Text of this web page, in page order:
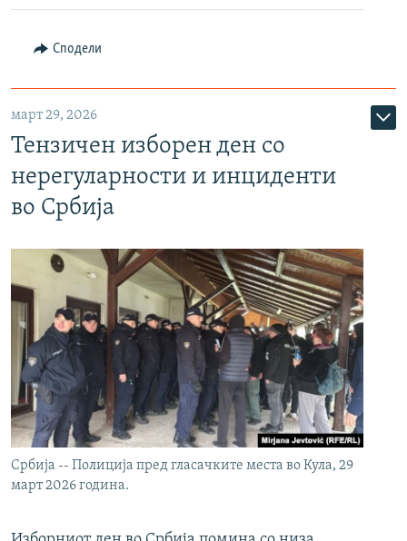
Сподели
март 29, 2026
Тензичен изборен ден со
нерегуларности и инциденти
во Србија
Србија -- Полиција пред гласачките места во Кула, 29
март 2026 година.